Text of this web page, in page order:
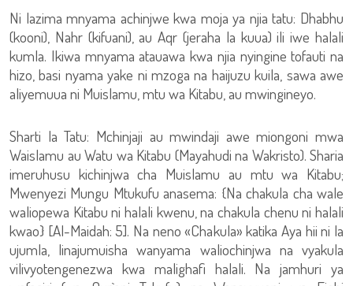
Ni lazima mnyama achinjwe kwa moja ya njia tatu: Dhabhu
(kooni), Nahr (kifuani), au Aqr (jeraha la kuua) ili iwe halali
kumla. Ikiwa mnyama atauawa kwa njia nyingine tofauti na
hizo, basi nyama yake ni mzoga na haijuzu kuila, sawa awe
aliyemuua ni Muislamu, mtu wa Kitabu, au mwingineyo.
Sharti la Tatu: Mchinjaji au mwindaji awe miongoni mwa
Waislamu au Watu wa Kitabu (Mayahudi na Wakristo). Sharia
imeruhusu kichinjwa cha Muislamu au mtu wa Kitabu;
Mwenyezi Mungu Mtukufu anasema: {Na chakula cha wale
waliopewa Kitabu ni halali kwenu, na chakula chenu ni halali
kwao} [Al-Maidah: 5]. Na neno «Chakula» katika Aya hii ni la
ujumla, linajumuisha wanyama waliochinjwa na vyakula
vilivyotengenezwa kwa malighafi halali. Na jamhuri ya